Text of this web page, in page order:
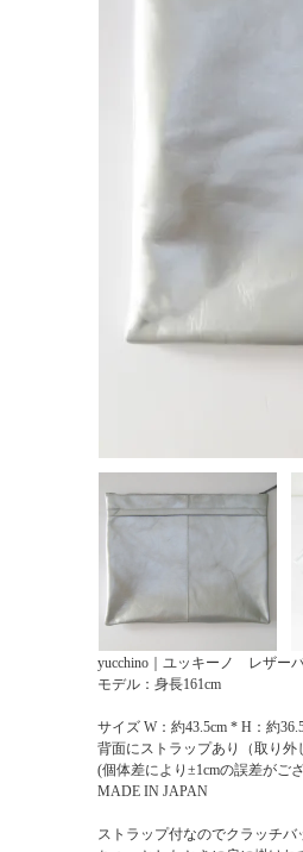
yucchino｜ユッキーノ レザー
モデル：身長161cm
サイズ W：約43.5cm * H：約
背面にストラップあり（取り外
(個体差により±1cmの誤差がご
MADE IN JAPAN
ストラップ付なのでクラッチバ